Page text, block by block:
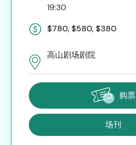
19:30
$780, $580, $380
高山剧场剧院
购票
场刊